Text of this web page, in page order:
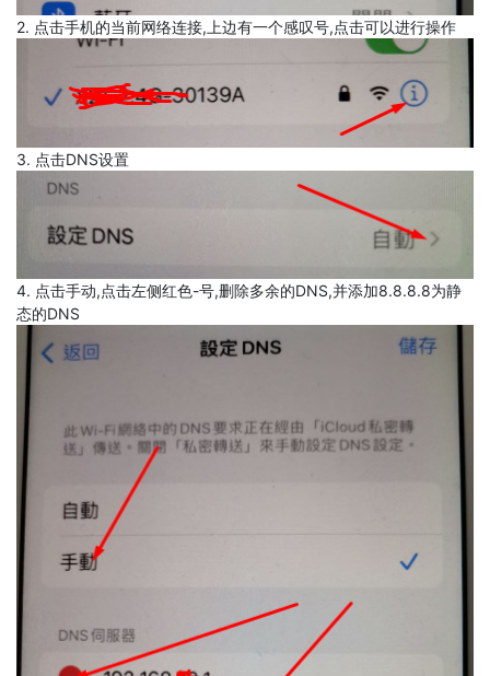
2. 点击手机的当前网络连接,上边有一个感叹号,点击可以进行操作
3. 点击DNS设置
4. 点击手动,点击左侧红色-号,删除多余的DNS,并添加8.8.8.8为静
态的DNS